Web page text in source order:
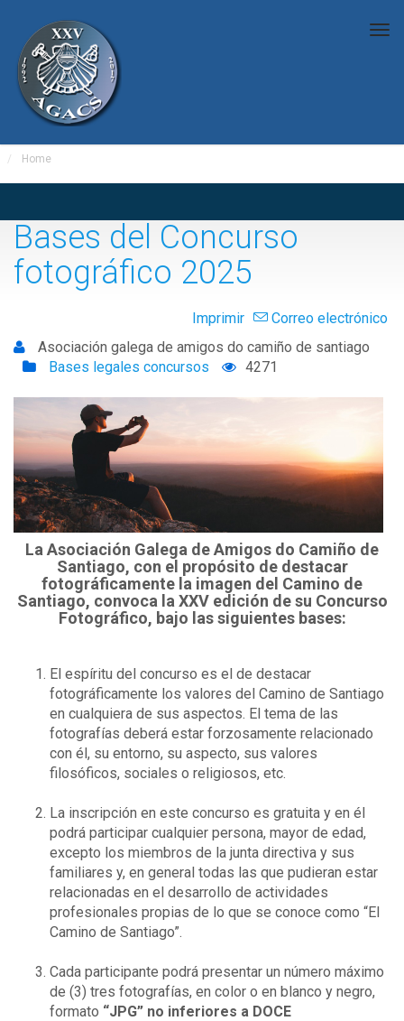
Home
Bases del Concurso
fotográfico 2025
Imprimir
Correo electrónico
Asociación galega de amigos do camiño de santiago
Bases legales concursos
4271
La Asociación Galega de Amigos do Camiño de
Santiago, con el propósito de destacar
fotográficamente la imagen del Camino de
Santiago, convoca la XXV edición de su Concurso
Fotográfico, bajo las siguientes bases:
El espíritu del concurso es el de destacar
fotográficamente los valores del Camino de Santiago
en cualquiera de sus aspectos. El tema de las
fotografías deberá estar forzosamente relacionado
con él, su entorno, su aspecto, sus valores
filosóficos, sociales o religiosos, etc.
La inscripción en este concurso es gratuita y en él
podrá participar cualquier persona, mayor de edad,
excepto los miembros de la junta directiva y sus
familiares y, en general todas las que pudieran estar
relacionadas en el desarrollo de actividades
profesionales propias de lo que se conoce como “El
Camino de Santiago”.
Cada participante podrá presentar un número máximo
de (3) tres fotografías, en color o en blanco y negro,
formato “JPG” no inferiores a DOCE